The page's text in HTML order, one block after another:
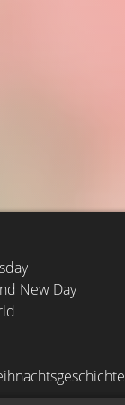
New Day